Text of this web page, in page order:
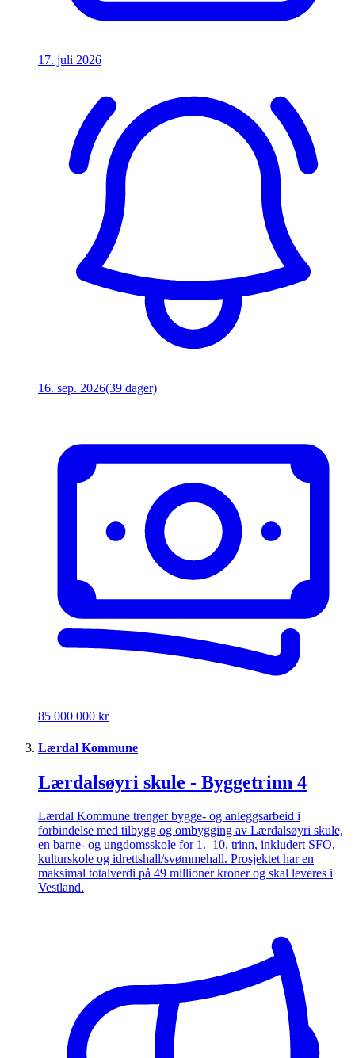
17. juli 2026
16. sep. 2026(39 dager)
85 000 000 kr
Lærdal Kommune
Lærdalsøyri skule - Byggetrinn 4
Lærdal Kommune trenger bygge- og anleggsarbeid i
forbindelse med tilbygg og ombygging av Lærdalsøyri skule,
en barne- og ungdomsskole for 1.–10. trinn, inkludert SFO,
kulturskole og idrettshall/svømmehall. Prosjektet har en
maksimal totalverdi på 49 millioner kroner og skal leveres i
Vestland.